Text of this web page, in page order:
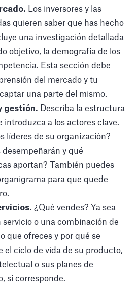
Los inversores y las
quieren saber que has hecho
una investigación detallada
objetivo, la demografía de los
Esta sección debe
del mercado y tu
una parte del mismo.
gestión. Describa la estructura
introduzca a los actores clave.
líderes de su organización?
y qué
aportan? También puedes
para que quede
¿Qué vendes? Ya sea
o una combinación de
que ofreces y por qué se
el ciclo de vida de su producto,
o sus planes de
si corresponde.